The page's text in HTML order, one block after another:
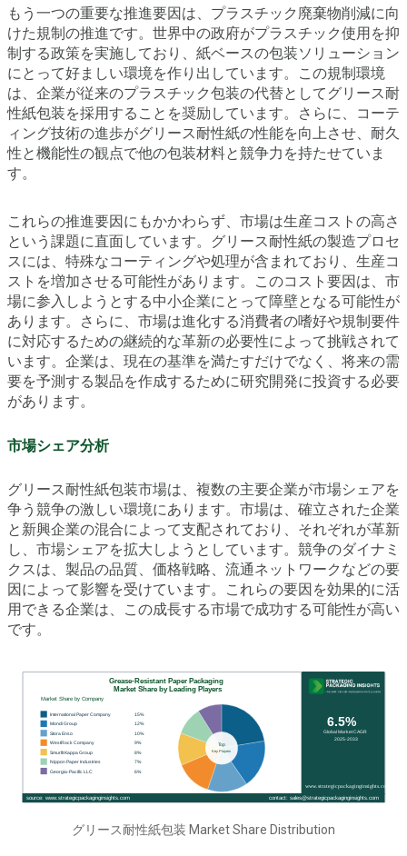
もう一つの重要な推進要因は、プラスチック廃棄物削減に向
けた規制の推進です。世界中の政府がプラスチック使用を抑
制する政策を実施しており、紙ベースの包装ソリューション
にとって好ましい環境を作り出しています。この規制環境
は、企業が従来のプラスチック包装の代替としてグリース耐
性紙包装を採用することを奨励しています。さらに、コーテ
ィング技術の進歩がグリース耐性紙の性能を向上させ、耐久
性と機能性の観点で他の包装材料と競争力を持たせていま
す。
これらの推進要因にもかかわらず、市場は生産コストの高さ
という課題に直面しています。グリース耐性紙の製造プロセ
スには、特殊なコーティングや処理が含まれており、生産コ
ストを増加させる可能性があります。このコスト要因は、市
場に参入しようとする中小企業にとって障壁となる可能性が
あります。さらに、市場は進化する消費者の嗜好や規制要件
に対応するための継続的な革新の必要性によって挑戦されて
います。企業は、現在の基準を満たすだけでなく、将来の需
要を予測する製品を作成するために研究開発に投資する必要
があります。
市場シェア分析
グリース耐性紙包装市場は、複数の主要企業が市場シェアを
争う競争の激しい環境にあります。市場は、確立された企業
と新興企業の混合によって支配されており、それぞれが革新
し、市場シェアを拡大しようとしています。競争のダイナミ
クスは、製品の品質、価格戦略、流通ネットワークなどの要
因によって影響を受けています。これらの要因を効果的に活
用できる企業は、この成長する市場で成功する可能性が高い
です。
グリース耐性紙包装 Market Share Distribution